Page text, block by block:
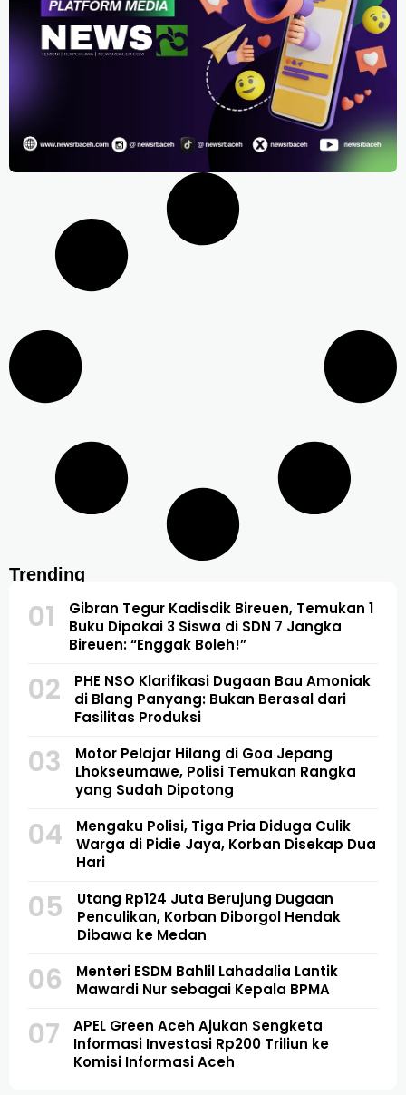
Trending
01
Gibran Tegur Kadisdik Bireuen, Temukan 1
Buku Dipakai 3 Siswa di SDN 7 Jangka
Bireuen: “Enggak Boleh!”
02
PHE NSO Klarifikasi Dugaan Bau Amoniak
di Blang Panyang: Bukan Berasal dari
Fasilitas Produksi
03
Motor Pelajar Hilang di Goa Jepang
Lhokseumawe, Polisi Temukan Rangka
yang Sudah Dipotong
04
Mengaku Polisi, Tiga Pria Diduga Culik
Warga di Pidie Jaya, Korban Disekap Dua
Hari
05
Utang Rp124 Juta Berujung Dugaan
Penculikan, Korban Diborgol Hendak
Dibawa ke Medan
06
Menteri ESDM Bahlil Lahadalia Lantik
Mawardi Nur sebagai Kepala BPMA
07
APEL Green Aceh Ajukan Sengketa
Informasi Investasi Rp200 Triliun ke
Komisi Informasi Aceh